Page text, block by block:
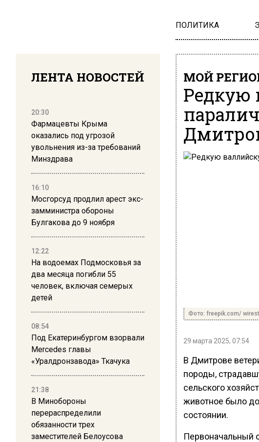
ПОЛИТИКА
ЛЕНТА НОВОСТЕЙ
20:30
Фармацевты Крыма
оказались под угрозой
увольнения из-за требований
Минздрава
16:10
Мосгорсуд продлил арест экс-
замминистра обороны
Булгакова до 9 ноября
12:22
На водоемах Подмосковья за
два месяца погибли 55
человек, включая семерых
детей
08:54
Под Екатеринбургом взорвали
Mercedes главы
«Уралдронзавода» Ткачука
21:38
В Минобороны
перераспределили
обязанности трех
заместителей Белоусова
МОЙ
Редкую
Фото: freepik.com/
29 марта 2025, 07:54
В Дмитрове
породы,
сельского
животное было
состоянии.
Первоначальный